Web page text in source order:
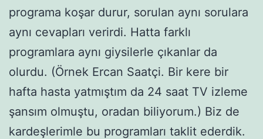
programa koşar durur, sorulan aynı sorulara
aynı cevapları verirdi. Hatta farklı
programlara aynı giysilerle çıkanlar da
olurdu. (Örnek Ercan Saatçi. Bir kere bir
hafta hasta yatmıştım da 24 saat TV izleme
şansım olmuştu, oradan biliyorum.) Biz de
kardeşlerimle bu programları taklit ederdik.